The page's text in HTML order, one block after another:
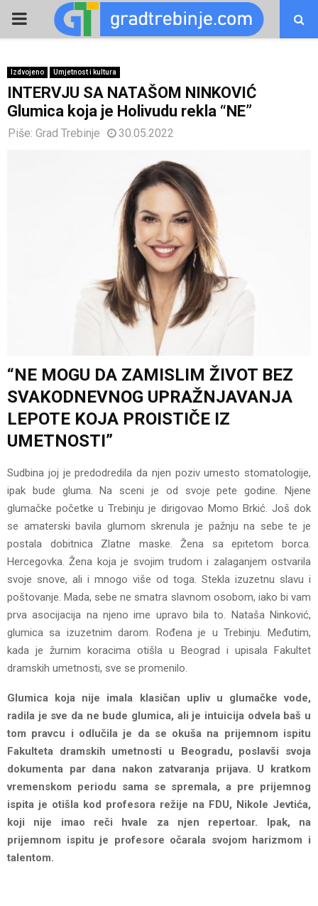
PRIMARY
Izdvojeno Umjetnost i kultura
INTERVJU SA NATAŠOM NINKOVIĆ
Glumica koja je Holivudu rekla “NE”
Piše: Grad Trebinje 30.05.2022
“NE MOGU DA ZAMISLIM ŽIVOT BEZ
SVAKODNEVNOG UPRAŽNJAVANJA
LEPOTE KOJA PROISTIČE IZ
UMETNOSTI”
Sudbina joj je predodredila da njen poziv umesto stomatologije,
ipak bude gluma. Na sceni je od svoje pete godine. Njene
glumačke početke u Trebinju je dirigovao Momo Brkić. Još dok
se amaterski bavila glumom skrenula je pažnju na sebe te je
postala dobitnica Zlatne maske. Žena sa epitetom borca.
Hercegovka. Žena koja je svojim trudom i zalaganjem ostvarila
svoje snove, ali i mnogo više od toga. Stekla izuzetnu slavu i
poštovanje. Mada, sebe ne smatra slavnom osobom, iako bi vam
prva asocijacija na njeno ime upravo bila to. Nataša Ninković,
glumica sa izuzetnim darom. Rođena je u Trebinju. Međutim,
kada je žurnim koracima otišla u Beograd i upisala Fakultet
dramskih umetnosti, sve se promenilo.
Glumica koja nije imala klasičan upliv u glumačke vode,
radila je sve da ne bude glumica, ali je intuicija odvela baš u
tom pravcu i odlučila je da se okuša na prijemnom ispitu
Fakulteta dramskih umetnosti u Beogradu, poslavši svoja
dokumenta par dana nakon zatvaranja prijava. U kratkom
vremenskom periodu sama se spremala, a pre prijemnog
ispita je otišla kod profesora režije na FDU, Nikole Jevtića,
koji nije imao reči hvale za njen repertoar. Ipak, na
prijemnom ispitu je profesore očarala svojom harizmom i
talentom.